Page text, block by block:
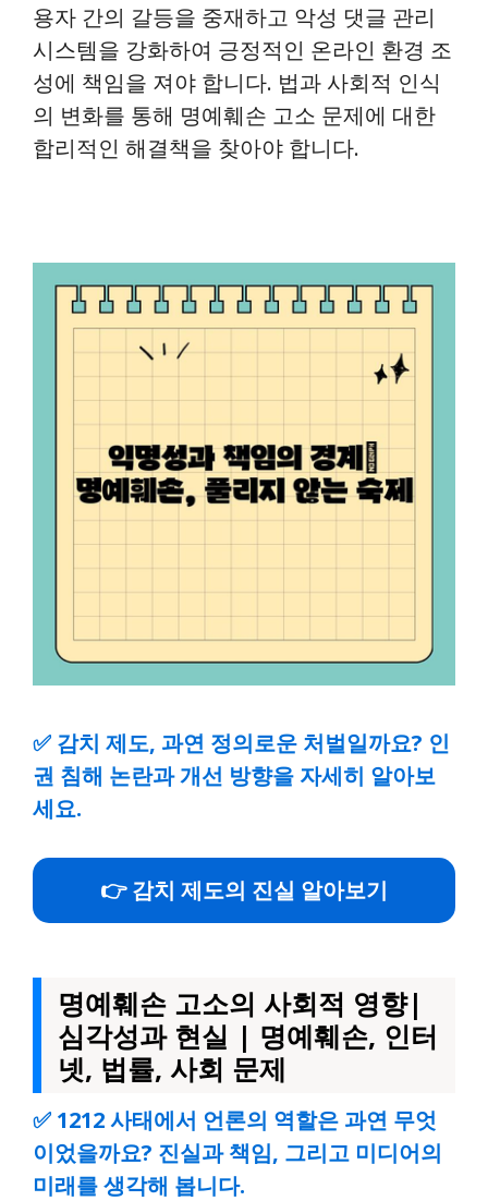
용자 간의 갈등을 중재하고 악성 댓글 관리
시스템을 강화하여 긍정적인 온라인 환경 조
성에 책임을 져야 합니다. 법과 사회적 인식
의 변화를 통해 명예훼손 고소 문제에 대한
합리적인 해결책을 찾아야 합니다.
✅ 감치 제도, 과연 정의로운 처벌일까요? 인
권 침해 논란과 개선 방향을 자세히 알아보
세요.
👉 감치 제도의 진실 알아보기
명예훼손 고소의 사회적 영향|
심각성과 현실 | 명예훼손, 인터
넷, 법률, 사회 문제
✅ 1212 사태에서 언론의 역할은 과연 무엇
이었을까요? 진실과 책임, 그리고 미디어의
미래를 생각해 봅니다.